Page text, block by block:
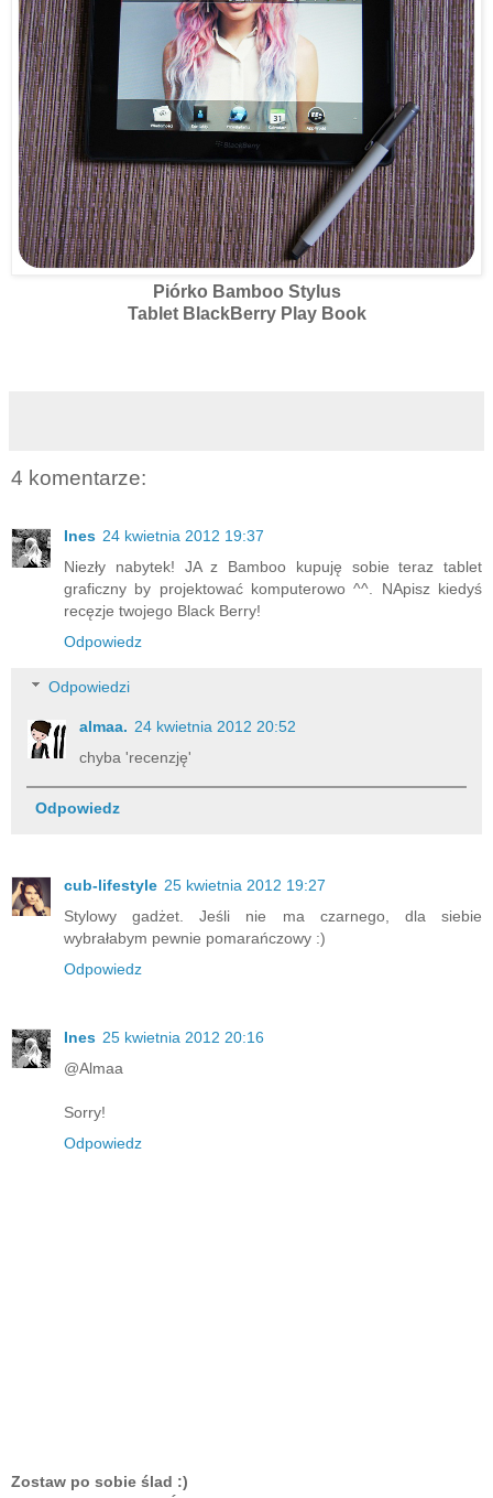
Piórko Bamboo Stylus
Tablet BlackBerry Play Book
4 komentarze:
Ines 24 kwietnia 2012 19:37
Niezły nabytek! JA z Bamboo kupuję sobie teraz tablet
graficzny by projektować komputerowo ^^. NApisz kiedyś
recęzje twojego Black Berry!
Odpowiedz
Odpowiedzi
almaa. 24 kwietnia 2012 20:52
chyba 'recenzję'
Odpowiedz
cub-lifestyle 25 kwietnia 2012 19:27
Stylowy gadżet. Jeśli nie ma czarnego, dla siebie
wybrałabym pewnie pomarańczowy :)
Odpowiedz
Ines 25 kwietnia 2012 20:16
@Almaa
Sorry!
Odpowiedz
Zostaw po sobie ślad :)